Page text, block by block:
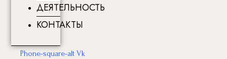
ДЕЯТЕЛЬНОСТЬ
КОНТАКТЫ
Phone-square-alt Vk